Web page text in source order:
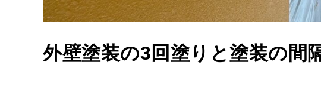
外壁塗装の3回塗りと塗装の間